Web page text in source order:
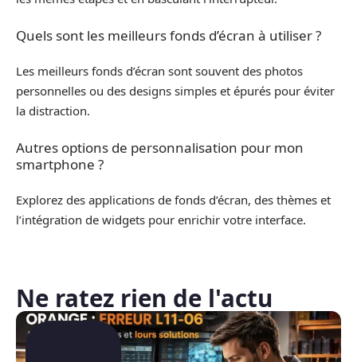
Quels sont les meilleurs fonds d’écran à utiliser ?
Les meilleurs fonds d’écran sont souvent des photos
personnelles ou des designs simples et épurés pour éviter
la distraction.
Autres options de personnalisation pour mon
smartphone ?
Explorez des applications de fonds d’écran, des thèmes et
l’intégration de widgets pour enrichir votre interface.
Ne ratez rien de l'actu